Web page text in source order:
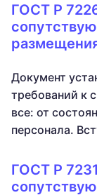
ГОСТ Р
Документ
требований к
все: от
персонала.
ГОСТ Р